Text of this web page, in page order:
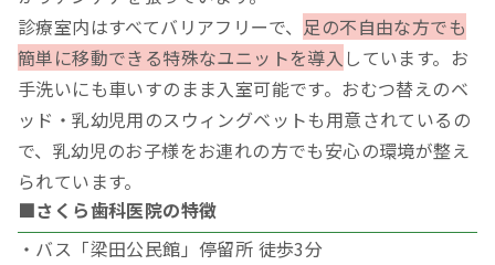
診療室内はすべてバリアフリーで、 足の不自由な方でも
簡単に移動できる特殊なユニットを導入 しています。お
手洗いにも車いすのまま入室可能です。おむつ替えのベ
ッド・乳幼児用のスウィングベットも用意されているの
で、乳幼児のお子様をお連れの方でも安心の環境が整え
られています。
■さくら歯科医院の特徴
・バス「梁田公民館」停留所 徒歩3分